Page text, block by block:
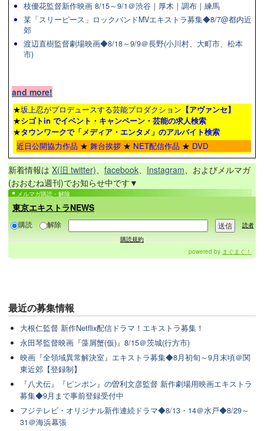
枝優花監督新作映画 8/15～9/1＠渋谷｜厚木｜調布｜練馬
某「スリーピース」ロックバンドMVエキストラ募集◆8/7@都内近
郊
渡辺直樹監督劇場映画◆8/18～9/9＠長野(小川村、大町市、松本
市)
and more!
★坂上忍がプロデュースする芸能プロダクション 【アヴァンセ】
★シゴトin でイベント・キャンペーン・芸能の求人検索
★タウンワークで「メディア・エンタメ」のアルバイト検索
近日公開協力作品 ★ 舞台挨拶 ★ NET配信作品 ★ DVD
新着情報は X(旧 twitter)、 facebook、 Instagram、およびメルマガ
(おおむね週刊)でお知らせ中です▼
メルマガ購読・解除
東京エキストラNEWS
購読 解除
読者
購読規約
powered by まぐまぐ！
最近の募集情報
大根仁監督 新作Netflix配信ドラマ！エキストラ募集！
永田琴監督映画『藻屑蟹(仮)』8/15＠茨城(行方市)
映画『全領域異常解決室』エキストラ募集◆8月初旬～9月末頃＠関
東近郊【登録制】
『八犬伝』『ピンポン』の曽利文彦監督 新作劇場用映画エキストラ
募集◆9月まで事前登録受付中
フジテレビ・オリジナル新作連続ドラマ◆8/13・14＠水戸◆8/29～
31＠海浜幕張